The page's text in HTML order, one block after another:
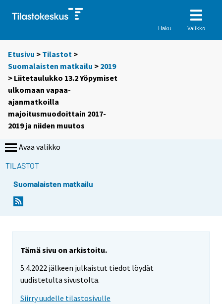
Haku Valikko
Etusivu > Tilastot >
Suomalaisten matkailu > 2019
> Liitetaulukko 13.2 Yöpymiset
ulkomaan vapaa-
ajanmatkoilla
majoitusmuodoittain 2017-
2019 ja niiden muutos
Avaa valikko
TILASTOT
Suomalaisten matkailu
Tämä sivu on arkistoitu.
5.4.2022 jälkeen julkaistut tiedot löydät
uudistetulta sivustolta.
Siirry uudelle tilastosivulle